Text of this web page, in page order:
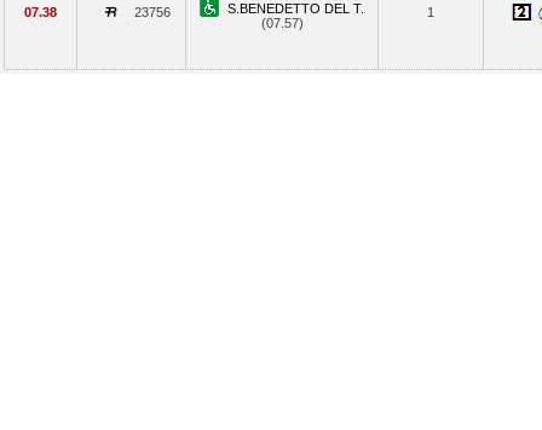
07.38 23756
S.BENEDETTO DEL T.
(07.57)
1